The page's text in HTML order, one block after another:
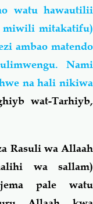
watu hawautilii
miwili mitakatifu)
ambao matendo
Nami
na hali nikiwa
wat-Tarhiyb,
Rasuli wa Allaah
wa sallam)
pale watu